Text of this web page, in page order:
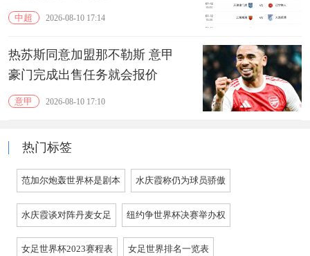
中超 2026-08-10 17:14
热苏斯同意加盟那不勒斯 意甲
豪门完成出售任务就会报价
意甲 2026-08-10 17:10
热门标签
范加尔炮轰世界杯是剧本 水庆霞称仍为球员骄傲
水庆霞谈对阵丹麦女足 纽约争世界杯决赛举办权
女足世界杯2023赛程表 女足世界排名一览表